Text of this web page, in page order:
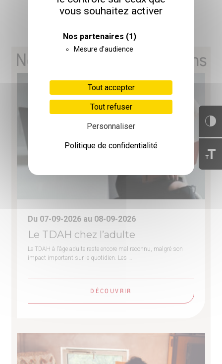
vous souhaitez activer
Nos partenaires (1)
Mesure d'audience
Tout accepter
Tout refuser
Personnaliser
Politique de confidentialité
TT
Nos prochaines formations
Du 07-09-2026 au 08-09-2026
Le TDAH chez l’adulte
Le TDAH à l’âge adulte reste encore mal reconnu, malgré son
impact important sur le quotidien. Les …
DÉCOUVRIR